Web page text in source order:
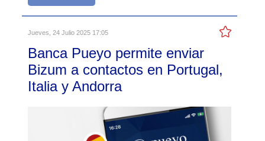
Jueves, 24 Julio 2025 17:05
Banca Pueyo permite enviar
Bizum a contactos en Portugal,
Italia y Andorra